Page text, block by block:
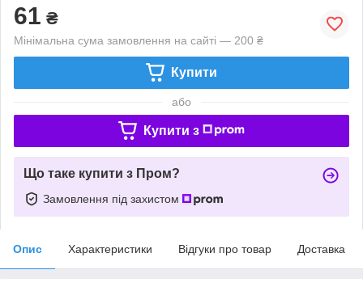
61 ₴
Мінімальна сума замовлення на сайті — 200 ₴
Купити
або
Купити з
Що таке купити з Пром?
Замовлення під захистом
Опис Характеристики Відгуки про товар Доставка